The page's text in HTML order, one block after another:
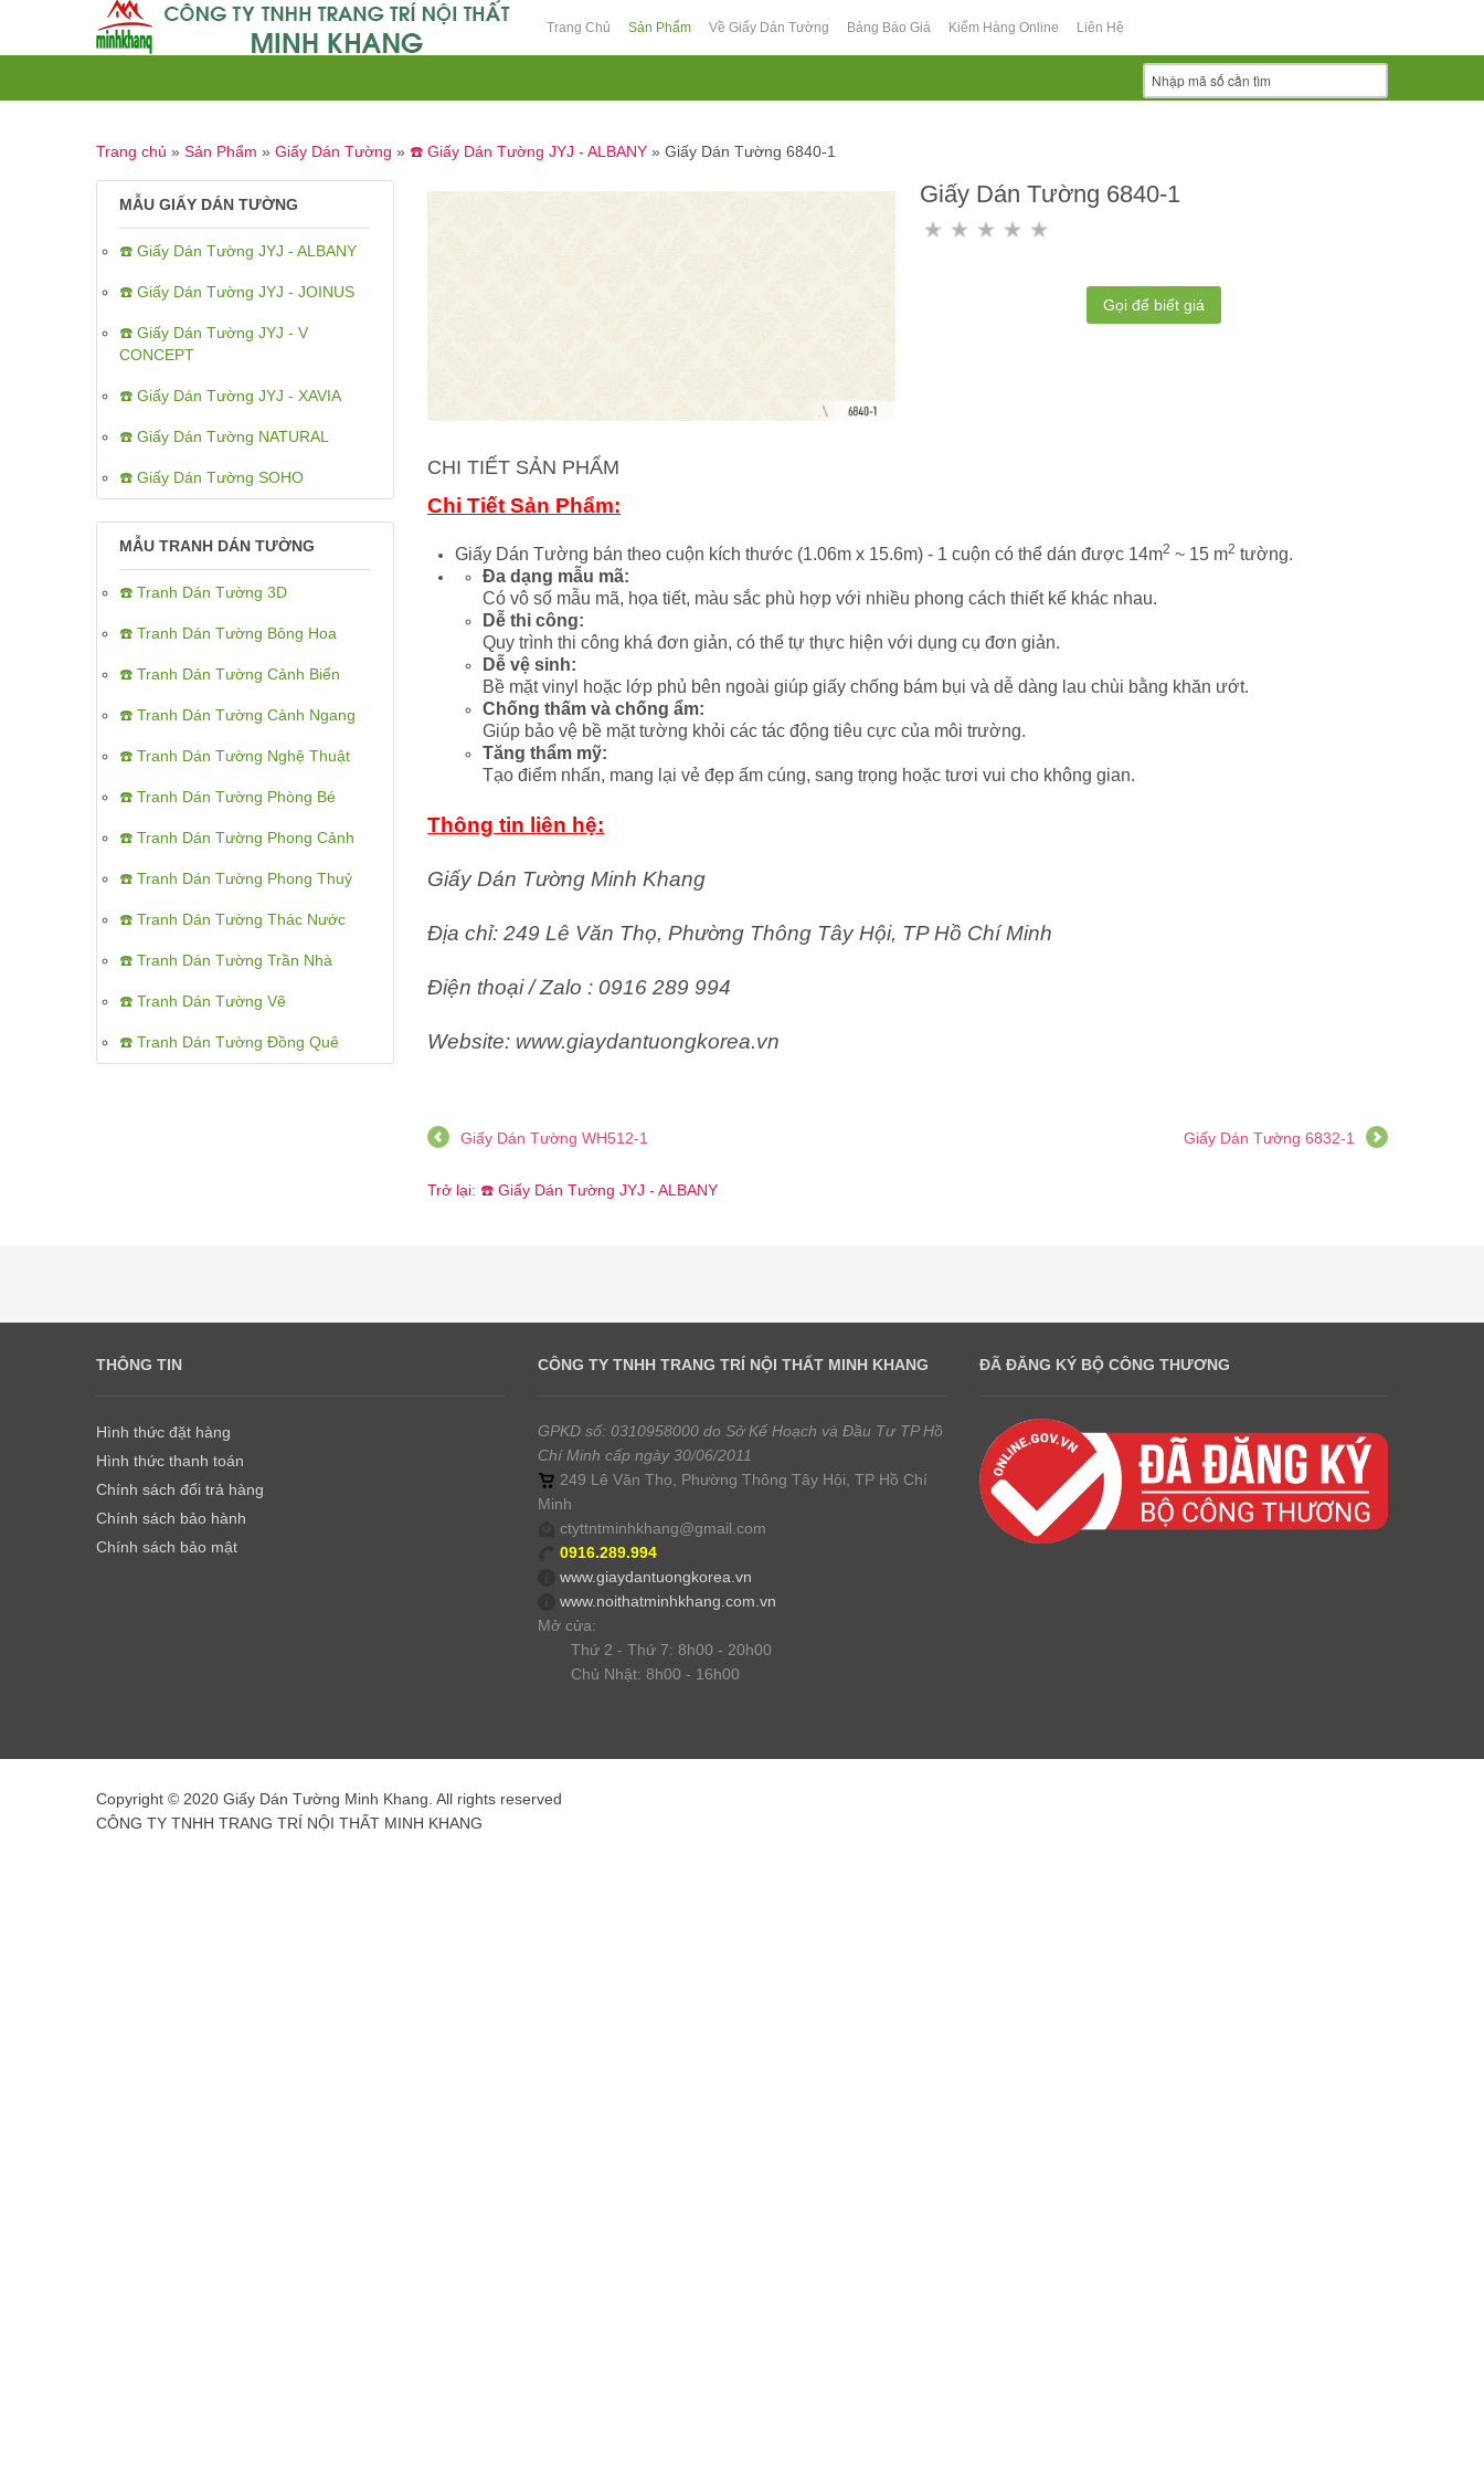
Trang Chủ Sản Phẩm Về Giấy Dán Tường Bảng Báo Giá Kiểm Hàng Online Liên Hệ
Trang chủ » Sản Phẩm » Giấy Dán Tường » ☎️ Giấy Dán Tường JYJ - ALBANY » Giấy Dán Tường 6840-1
MẪU GIẤY DÁN TƯỜNG
☎️ Giấy Dán Tường JYJ - ALBANY
☎️ Giấy Dán Tường JYJ - JOINUS
☎️ Giấy Dán Tường JYJ - V
CONCEPT
☎️ Giấy Dán Tường JYJ - XAVIA
☎️ Giấy Dán Tường NATURAL
☎️ Giấy Dán Tường SOHO
MẪU TRANH DÁN TƯỜNG
☎️ Tranh Dán Tường 3D
☎️ Tranh Dán Tường Bông Hoa
☎️ Tranh Dán Tường Cảnh Biển
☎️ Tranh Dán Tường Cảnh Ngang
☎️ Tranh Dán Tường Nghệ Thuật
☎️ Tranh Dán Tường Phòng Bé
☎️ Tranh Dán Tường Phong Cảnh
☎️ Tranh Dán Tường Phong Thuỷ
☎️ Tranh Dán Tường Thác Nước
☎️ Tranh Dán Tường Trần Nhà
☎️ Tranh Dán Tường Vẽ
☎️ Tranh Dán Tường Đồng Quê
Giấy Dán Tường 6840-1
Gọi để biết giá
CHI TIẾT SẢN PHẨM
Chi Tiết Sản Phẩm:
Giấy Dán Tường bán theo cuộn kích thước (1.06m x 15.6m) - 1 cuộn có thể dán được 14m2 ~ 15 m2 tường.
Đa dạng mẫu mã:
Có vô số mẫu mã, họa tiết, màu sắc phù hợp với nhiều phong cách thiết kế khác nhau.
Dễ thi công:
Quy trình thi công khá đơn giản, có thể tự thực hiện với dụng cụ đơn giản.
Dễ vệ sinh:
Bề mặt vinyl hoặc lớp phủ bên ngoài giúp giấy chống bám bụi và dễ dàng lau chùi bằng khăn ướt.
Chống thấm và chống ẩm:
Giúp bảo vệ bề mặt tường khỏi các tác động tiêu cực của môi trường.
Tăng thẩm mỹ:
Tạo điểm nhấn, mang lại vẻ đẹp ấm cúng, sang trọng hoặc tươi vui cho không gian.
Thông tin liên hệ:
Giấy Dán Tường Minh Khang
Địa chỉ: 249 Lê Văn Thọ, Phường Thông Tây Hội, TP Hồ Chí Minh
Điện thoại / Zalo : 0916 289 994
Website: www.giaydantuongkorea.vn
Giấy Dán Tường 6832-1
Giấy Dán Tường WH512-1
Trở lại: ☎️ Giấy Dán Tường JYJ - ALBANY
THÔNG TIN
Hình thức đặt hàng
Hình thức thanh toán
Chính sách đổi trả hàng
Chính sách bảo hành
Chính sách bảo mật
CÔNG TY TNHH TRANG TRÍ NỘI THẤT MINH KHANG
GPKD số: 0310958000 do Sở Kế Hoạch và Đầu Tư TP Hồ
Chí Minh cấp ngày 30/06/2011
249 Lê Văn Thọ, Phường Thông Tây Hội, TP Hồ Chí
Minh
ctyttntminhkhang@gmail.com
0916.289.994
www.giaydantuongkorea.vn
www.noithatminhkhang.com.vn
Mở cửa:
Thứ 2 - Thứ 7: 8h00 - 20h00
Chủ Nhật: 8h00 - 16h00
ĐÃ ĐĂNG KÝ BỘ CÔNG THƯƠNG
Copyright © 2020 Giấy Dán Tường Minh Khang. All rights reserved
CÔNG TY TNHH TRANG TRÍ NỘI THẤT MINH KHANG